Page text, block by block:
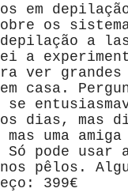
em
os
a
a
ver
casa.
dias, mas
uma
pode usar
pêlos.
399€